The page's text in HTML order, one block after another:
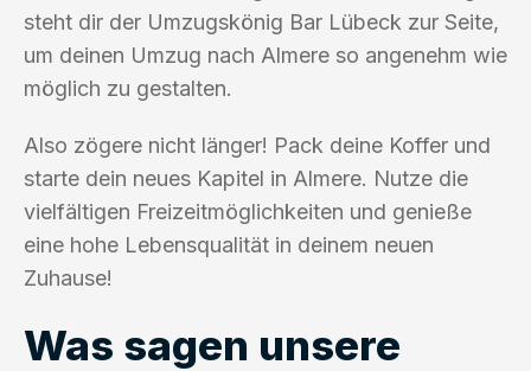
steht dir der Umzugskönig Bar Lübeck zur Seite,
um deinen Umzug nach Almere so angenehm wie
möglich zu gestalten.
Also zögere nicht länger! Pack deine Koffer und
starte dein neues Kapitel in Almere. Nutze die
vielfältigen Freizeitmöglichkeiten und genieße
eine hohe Lebensqualität in deinem neuen
Zuhause!
Was sagen unsere